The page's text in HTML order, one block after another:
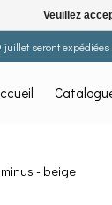
seront
- beige
Veuillez